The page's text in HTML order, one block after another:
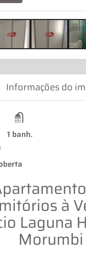
Informações do
1 banh.
à
Laguna
Morumbi